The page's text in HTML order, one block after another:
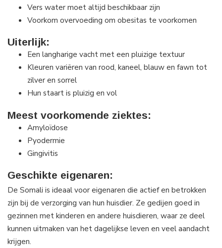
Vers water moet altijd beschikbaar zijn
Voorkom overvoeding om obesitas te voorkomen
Uiterlijk:
Een langharige vacht met een pluizige textuur
Kleuren variëren van rood, kaneel, blauw en fawn tot
zilver en sorrel
Hun staart is pluizig en vol
Meest voorkomende ziektes:
Amyloïdose
Pyodermie
Gingivitis
Geschikte eigenaren:
De Somali is ideaal voor eigenaren die actief en betrokken
zijn bij de verzorging van hun huisdier. Ze gedijen goed in
gezinnen met kinderen en andere huisdieren, waar ze deel
kunnen uitmaken van het dagelijkse leven en veel aandacht
krijgen.